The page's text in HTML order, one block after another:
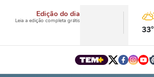
Edição do dia
Leia a edição completa grátis
33°